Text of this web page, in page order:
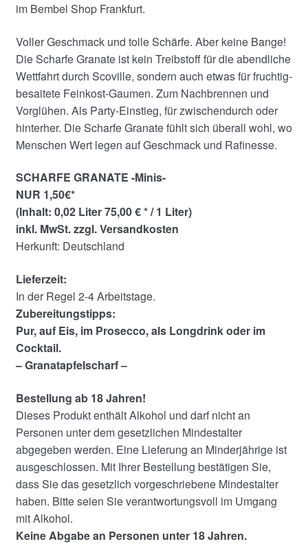
im Bembel Shop Frankfurt.
Voller Geschmack und tolle Schärfe. Aber keine Bange!
Die Scharfe Granate ist kein Treibstoff für die abendliche
Wettfahrt durch Scoville, sondern auch etwas für fruchtig-
besaitete Feinkost-Gaumen. Zum Nachbrennen und
Vorglühen. Als Party-Einstieg, für zwischendurch oder
hinterher. Die Scharfe Granate fühlt sich überall wohl, wo
Menschen Wert legen auf Geschmack und Rafinesse.
SCHARFE GRANATE -Minis-
NUR 1,50€*
(Inhalt: 0,02 Liter 75,00 € * / 1 Liter)
inkl. MwSt. zzgl. Versandkosten
Herkunft: Deutschland
Lieferzeit:
In der Regel 2-4 Arbeitstage.
Zubereitungstipps:
Pur, auf Eis, im Prosecco, als Longdrink oder im
Cocktail.
– Granatapfelscharf –
Bestellung ab 18 Jahren!
Dieses Produkt enthält Alkohol und darf nicht an
Personen unter dem gesetzlichen Mindestalter
abgegeben werden. Eine Lieferung an Minderjährige ist
ausgeschlossen. Mit Ihrer Bestellung bestätigen Sie,
dass Sie das gesetzlich vorgeschriebene Mindestalter
haben. Bitte seien Sie verantwortungsvoll im Umgang
mit Alkohol.
Keine Abgabe an Personen unter 18 Jahren.